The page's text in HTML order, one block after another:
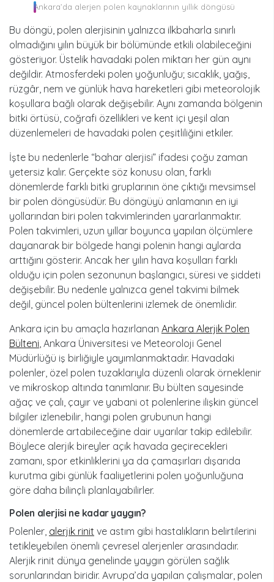
Ankara’da alerjen polen kaynaklarının yıllık döngüsü
Bu döngü, polen alerjisinin yalnızca ilkbaharla sınırlı
olmadığını yılın büyük bir bölümünde etkili olabileceğini
gösteriyor. Üstelik havadaki polen miktarı her gün aynı
değildir. Atmosferdeki polen yoğunluğu; sıcaklık, yağış,
rüzgâr, nem ve günlük hava hareketleri gibi meteorolojik
koşullara bağlı olarak değişebilir. Aynı zamanda bölgenin
bitki örtüsü, coğrafi özellikleri ve kent içi yeşil alan
düzenlemeleri de havadaki polen çeşitliliğini etkiler.
İşte bu nedenlerle “bahar alerjisi” ifadesi çoğu zaman
yetersiz kalır. Gerçekte söz konusu olan, farklı
dönemlerde farklı bitki gruplarının öne çıktığı mevsimsel
bir polen döngüsüdür. Bu döngüyü anlamanın en iyi
yollarından biri polen takvimlerinden yararlanmaktır.
Polen takvimleri, uzun yıllar boyunca yapılan ölçümlere
dayanarak bir bölgede hangi polenin hangi aylarda
arttığını gösterir. Ancak her yılın hava koşulları farklı
olduğu için polen sezonunun başlangıcı, süresi ve şiddeti
değişebilir. Bu nedenle yalnızca genel takvimi bilmek
değil, güncel polen bültenlerini izlemek de önemlidir.
Ankara için bu amaçla hazırlanan Ankara Alerjik Polen
Bülteni , Ankara Üniversitesi ve Meteoroloji Genel
Müdürlüğü iş birliğiyle yayımlanmaktadır. Havadaki
polenler, özel polen tuzaklarıyla düzenli olarak örneklenir
ve mikroskop altında tanımlanır. Bu bülten sayesinde
ağaç ve çalı, çayır ve yabani ot polenlerine ilişkin güncel
bilgiler izlenebilir, hangi polen grubunun hangi
dönemlerde artabileceğine dair uyarılar takip edilebilir.
Böylece alerjik bireyler açık havada geçirecekleri
zamanı, spor etkinliklerini ya da çamaşırları dışarıda
kurutma gibi günlük faaliyetlerini polen yoğunluğuna
göre daha bilinçli planlayabilirler.
polen alerjisi ne kadar yaygın?
Polenler, alerjik rinit ve astım gibi hastalıkların belirtilerini
tetikleyebilen önemli çevresel alerjenler arasındadır.
Alerjik rinit dünya genelinde yaygın görülen sağlık
sorunlarından biridir. Avrupa’da yapılan çalışmalar, polen